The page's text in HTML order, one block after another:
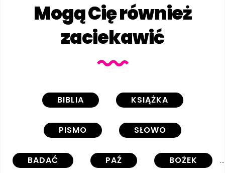
Mogą Cię również
zaciekawić
BIBLIA KSIĄŻKA
PISMO SŁOWO
BADAĆ PAŹ BOŻEK